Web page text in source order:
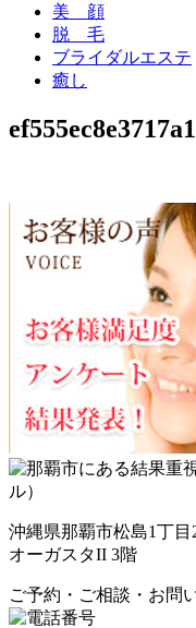
美 顔
脱 毛
ブライダルエステ
癒し
沖縄県那覇市松島1丁目
オーガスタII 3階
ご予約・ご相談・お問